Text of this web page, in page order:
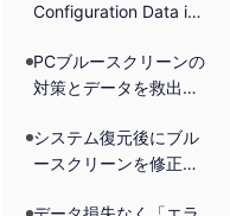
Configuration Data is
復する方法
PCブルースクリーンの
対策とデータを救出す
システム復元後にブル
ースクリーンを修正す